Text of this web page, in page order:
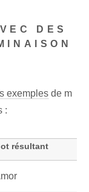
DES
exemples de m
:
résultant